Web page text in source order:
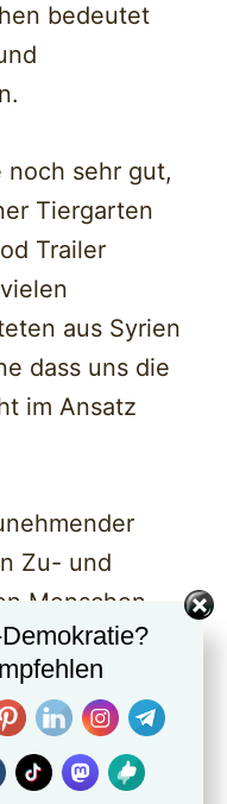
bedeutet
noch sehr gut,
Tiergarten
Trailer
aus Syrien
dass uns die
im Ansatz
Zu- und
Menschen
haben, fällt
Schleier und
Bild, was
macht,